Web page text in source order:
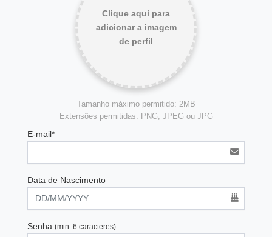
Clique aqui para
adicionar a imagem
de perfil
Tamanho máximo permitido: 2MB
Extensões permitidas: PNG, JPEG ou JPG
E-mail*
Data de Nascimento
Senha (min. 6 caracteres)